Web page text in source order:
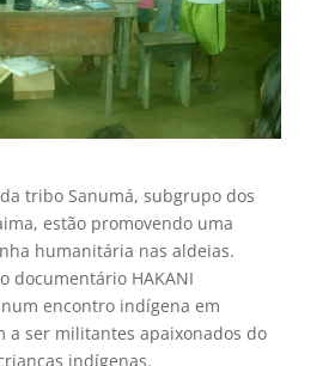
tribo Sanumá, subgrupo dos
estão promovendo uma
humanitária nas aldeias.
documentário HAKANI
encontro indígena em
a ser militantes apaixonados do
indígenas.